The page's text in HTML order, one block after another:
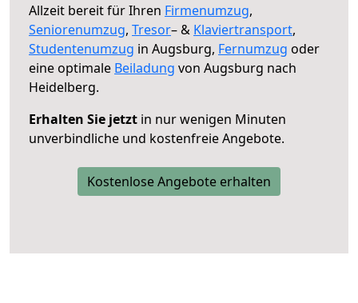
Allzeit bereit für Ihren Firmenumzug,
Seniorenumzug, Tresor– & Klaviertransport,
Studentenumzug in Augsburg, Fernumzug oder
eine optimale Beiladung von Augsburg nach
Heidelberg.
Erhalten Sie jetzt in nur wenigen Minuten
unverbindliche und kostenfreie Angebote.
Kostenlose Angebote erhalten